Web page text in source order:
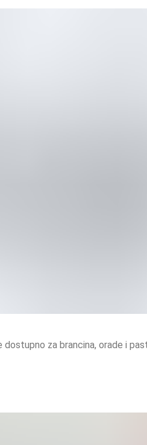
dostupno za brancina, orade i